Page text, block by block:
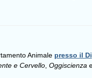
Animale presso il
e Cervello Oggiscienza